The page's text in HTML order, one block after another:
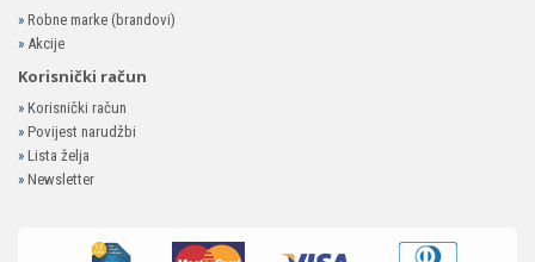
» Robne marke (brandovi)
» Akcije
Korisnički račun
» Korisnički račun
» Povijest narudžbi
» Lista želja
» Newsletter